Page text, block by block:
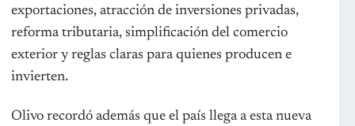
exportaciones, atracción de inversiones privadas,
reforma tributaria, simplificación del comercio
exterior y reglas claras para quienes producen e
invierten.
Olivo recordó además que el país llega a esta nueva